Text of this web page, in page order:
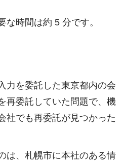
な時間は約 5 分です。
力を委託した東京都内の会
再委託していた問題で、機
社でも再委託が見つかった
は、札幌市に本社のある情